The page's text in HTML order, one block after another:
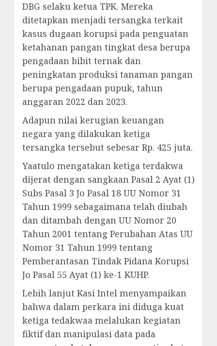
DBG selaku ketua TPK. Mereka
ditetapkan menjadi tersangka terkait
kasus dugaan korupsi pada penguatan
ketahanan pangan tingkat desa berupa
pengadaan bibit ternak dan
peningkatan produksi tanaman pangan
berupa pengadaan pupuk, tahun
anggaran 2022 dan 2023.
Adapun nilai kerugian keuangan
negara yang dilakukan ketiga
tersangka tersebut sebesar Rp. 425 juta.
Yaatulo mengatakan ketiga terdakwa
dijerat dengan sangkaan Pasal 2 Ayat (1)
Subs Pasal 3 Jo Pasal 18 UU Nomor 31
Tahun 1999 sebagaimana telah diubah
dan ditambah dengan UU Nomor 20
Tahun 2001 tentang Perubahan Atas UU
Nomor 31 Tahun 1999 tentang
Pemberantasan Tindak Pidana Korupsi
Jo Pasal 55 Ayat (1) ke-1 KUHP.
Lebih lanjut Kasi Intel menyampaikan
bahwa dalam perkara ini diduga kuat
ketiga tedakwaa melalukan kegiatan
fiktif dan manipulasi data pada